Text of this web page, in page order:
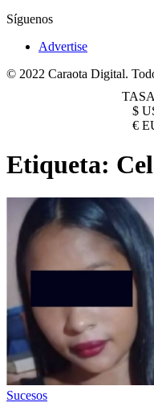
Síguenos
Advertise
© 2022 Caraota Digital.
$
€
Etiqueta:
Sucesos